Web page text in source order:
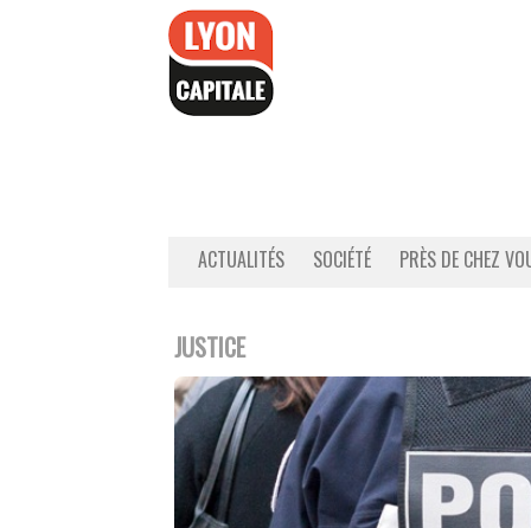
ACTUALITÉS SOCIÉTÉ PRÈS DE CHEZ
JUSTICE